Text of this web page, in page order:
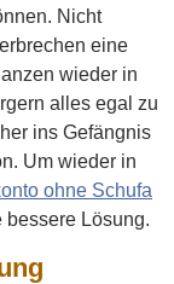
Nicht
eine
wieder in
alles egal zu
ins Gefängnis
Um wieder in
ohne Schufa
Lösung.